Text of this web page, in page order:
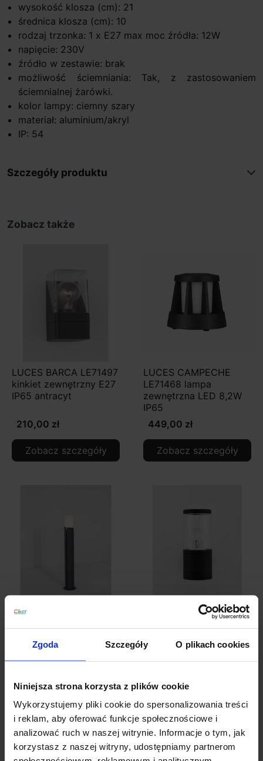
Zgoda Szczegóły O plikach cookies
Niniejsza strona korzysta z plików cookie
Wykorzystujemy pliki cookie do spersonalizowania treści
i reklam, aby oferować funkcje społecznościowe i
analizować ruch w naszej witrynie. Informacje o tym, jak
korzystasz z naszej witryny, udostępniamy partnerom
wysokość klosza (cm): 21
średnica klosza (cm): 10
rodzaj trzonka: 1 x E27 max moc źródła: 12W
napięcie: 230V
źródło w zestawie: brak
możliwość ściemniania: Tak, z zastosowaniem
ściemnialnej żarówki.
kolor lampy: ciemny szary
materiał: aluminium/akryl
IP: 54
Szczegóły produktu
Zobacz także
LUCES BARCA LE71497
kinkiet zewnętrzny E27
IP65 antracyt
210,00 zł
Zobacz szczegóły
LUCES CAMPECHE
LE71468 lampa
zewnętrzna LED 8,2W
IP65
449,00 zł
Zobacz szczegóły
LUCES
zewnętrzna IP54 60cm
391,00 zł
Zobacz szczegóły
LUCES GUERRERO
czarny
254,00 zł
Zobacz szczegóły